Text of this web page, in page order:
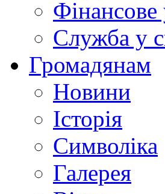
Служба у
Громадянам
Новини
Історія
Символіка
Галерея